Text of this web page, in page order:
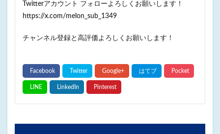
Twitterアカウント フォローよろしくお願いします！
https://x.com/melon_sub_1349
チャンネル登録と高評価よろしくお願いします！